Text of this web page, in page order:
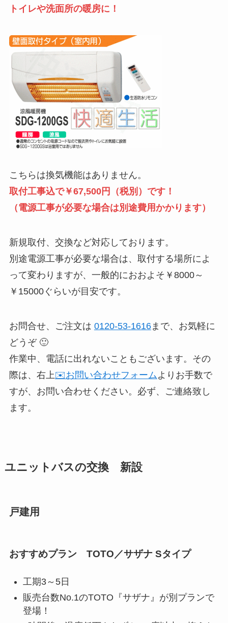
トイレや洗面所の暖房に！
こちらは換気機能はありません。
取付工事込で￥67,500円（税別）です！
（電源工事が必要な場合は別途費用かかります）
新規取付、交換など対応しております。
別途電源工事が必要な場合は、取付する場所によ
って変わりますが、一般的におおよそ￥8000～
￥15000ぐらいが目安です。
お問合せ、ご注文は 0120-53-1616まで、お気軽に
どうぞ 🙂
作業中、電話に出れないこともございます。その
際は、右上✉️お問い合わせフォーム よりお手数で
すが、お問い合わせください。必ず、ご連絡致し
ます。
ユニットバスの交換 新設
戸建用
おすすめプラン TOTO／サザナ Sタイプ
工期3～5日
販売台数No.1のTOTO『サザナ』が別プランで
登場！